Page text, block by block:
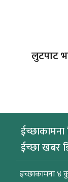
लुटपाट
ईच्छाकामना
ईच्छा खबर
इच्छाकामना ४